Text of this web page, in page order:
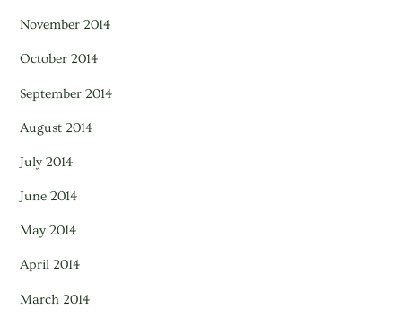
November 2014
October 2014
September 2014
August 2014
July 2014
June 2014
May 2014
April 2014
March 2014